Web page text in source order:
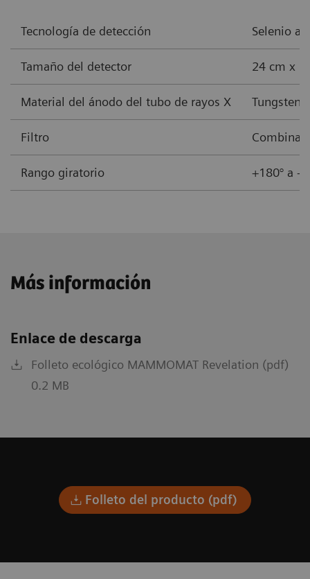
Tecnología de detección Selenio
Tamaño del detector 24 cm x
Material del ánodo del tubo de rayos X Tungsteno
Filtro
Rango giratorio +180° a -
Más información
Enlace de descarga
Folleto ecológico MAMMOMAT Revelation (pdf)
0.2 MB
Folleto del producto (pdf)